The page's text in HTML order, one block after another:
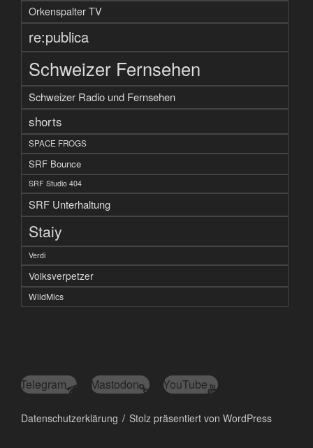
Orkenspalter TV
re:publica
Schweizer Fernsehen
Schweizer Radio und Fernsehen
shorts
SPACE FROGS
SRF Bounce
SRF Studio 404
SRF Unterhaltung
Staiy
Verdi
Volksverpetzer
WildMics
Telegram Mastodon YouTube
Datenschutzerklärung Stolz präsentiert von WordPress